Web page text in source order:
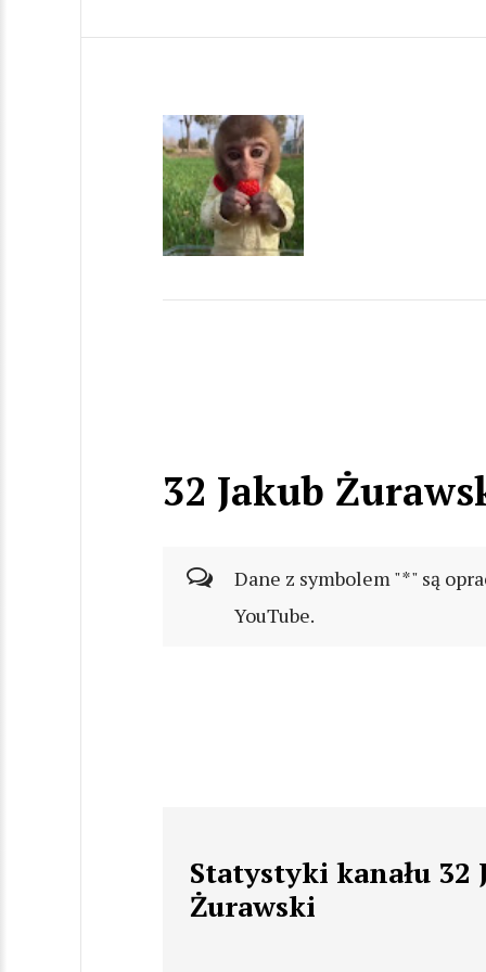
32 Jakub
Dane z symbolem "*" są
YouTube.
Statystyki kanału 32
Żurawski